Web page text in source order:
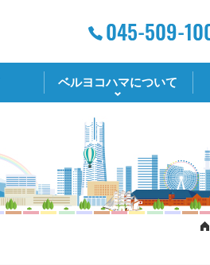
ベルヨコハマについて